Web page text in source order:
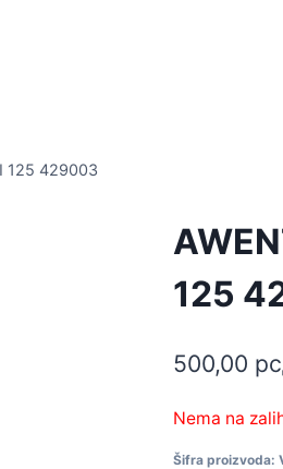
125 429003
125
500,00
Nema na
Šifra proizvoda: